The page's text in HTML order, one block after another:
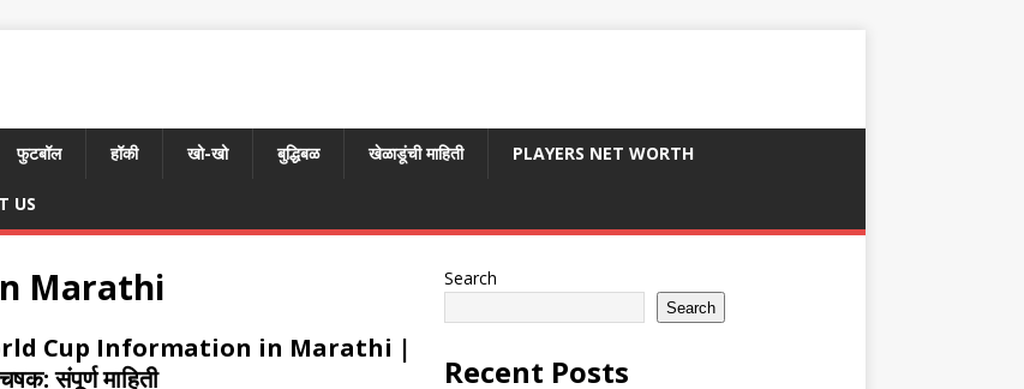
फुटबॉल हॉकी खो-खो बुद्धिबळ खेळाडूंची माहिती PLAYERS NET WORTH
US
Marathi
Cup Information in Marathi |
संपूर्ण माहिती
Search
Search
Recent Posts